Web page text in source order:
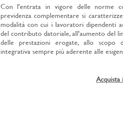
Con l'entrata in vigore delle norme
previdenza complementare si
modalità con cui i lavoratori dipendenti
del contributo datoriale, all'aumento del
delle prestazioni erogate, allo scopo
integrativa sempre più aderente alle
Acquista